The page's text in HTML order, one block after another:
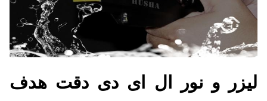
لیزر و نور ال ای دی دقت هدف